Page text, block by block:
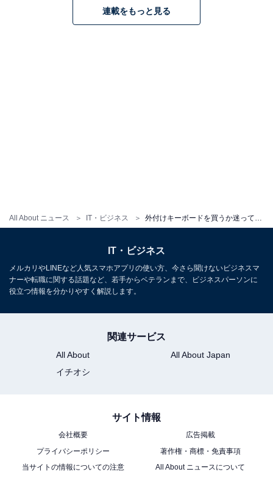
All About ニュース IT・ビジネス 外付けキーボードを買うか迷っています。正直どれくらいメリットがありますか？【パソコンのプロが解説】
連載をもっと見る
IT・ビジネス
メルカリやLINEなど人気スマホアプリの使い方、今さら聞けないビジネスマ
ナーや転職に関する話題など、若手からベテランまで、ビジネスパーソンに
役立つ情報を分かりやすく解説します。
関連サービス
All About
All About Japan
イチオシ
サイト情報
会社概要
広告掲載
プライバシーポリシー
著作権・商標・免責事項
当サイトの情報についての注意
All About ニュースについて